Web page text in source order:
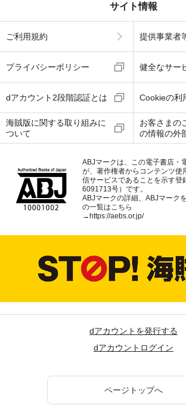
サイト情報
ご利用規約 提供事業者
プライバシーポリシー 健全なサー
dアカウント2段階認証とは Cookieの利
海賊版に関する取り組みに
ついて
お客さまの
の情報の外
ABJマークは、この電子書店・
が、著作権者からコンテンツ使
信サービスであることを示す登
6091713号）です。
ABJマークの詳細、ABJマーク
の一覧はこちら
→ https://aebs.or.jp/
dアカウントを発行する
dアカウントログイン
ページトップへ